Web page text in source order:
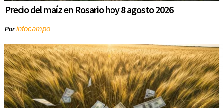
Precio del maíz en Rosario hoy 8 agosto 2026
Porinfocampo